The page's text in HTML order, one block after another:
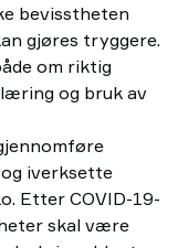
bevisstheten
gjøres tryggere.
om riktig
og bruk av
iverksette
Etter COVID-19-
skal være